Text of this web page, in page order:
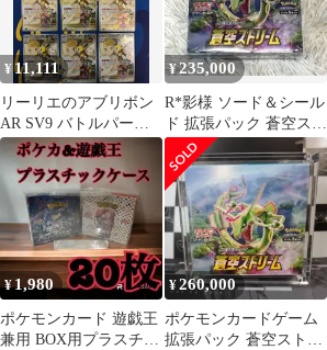
¥11,111
リーリエのアブリボン
AR SV9 バトルパート
ナーズ 105/100 9枚セ
ット ポケモンカード
Lillie's Ribombee AR
SV9 Battle Partners
105/100 9-card set
Pokémon Card
¥235,000
R*影様 ソード＆シール
ド 拡張パック 蒼空スト
リーム シュリンク付
BOX
¥1,980
ポケモンカード 遊戯王
兼用 BOX用プラスチッ
¥260,000
ポケモンカードゲーム
拡張パック 蒼空ストリ